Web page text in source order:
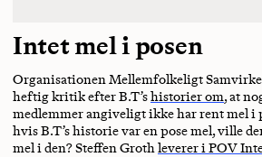
Intet mel i posen
Organisationen Mellemfolkeligt
heftig kritik efter B.T’shistorier om, at
medlemmer angiveligt ikke har rent mel i
hvis B.T’s historie var en pose mel, ville
mel i den? Steffen Grothleverer i POV